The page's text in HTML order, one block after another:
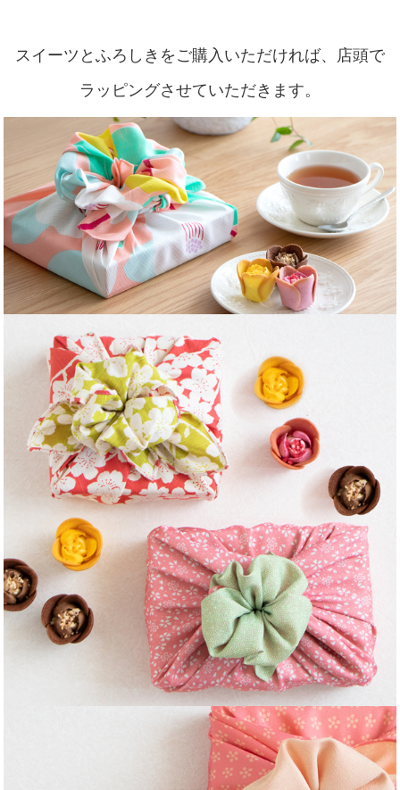
スイーツとふろしきをご購入いただければ、店頭で
ラッピングさせていただきます。